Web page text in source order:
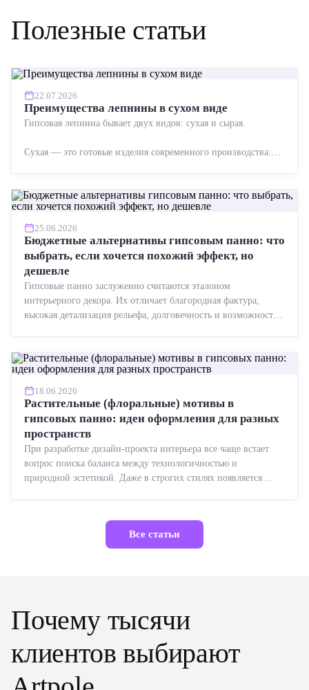
Полезные статьи
22.07.2026
Преимущества лепнины в сухом виде
Гипсовая лепнина бывает двух видов: сухая и сырая.
Сухая — это готовые изделия современного производства:
25.06.2026
Бюджетные альтернативы гипсовым панно: что
выбрать, если хочется похожий эффект, но
дешевле
Гипсовые панно заслуженно считаются эталоном
интерьерного декора. Их отличает благородная фактура,
высокая детализация рельефа, долговечность и возможность
18.06.2026
Растительные (флоральные) мотивы в
гипсовых панно: идеи оформления для разных
пространств
При разработке дизайн-проекта интерьера все чаще встает
вопрос поиска баланса между технологичностью и
природной эстетикой. Даже в строгих стилях появляется ...
Все статьи
Почему тысячи
клиентов выбирают